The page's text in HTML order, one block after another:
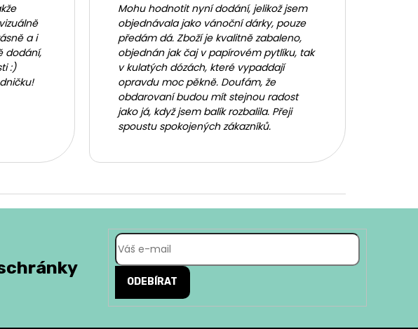
a i
dodání,
:)
Mohu hodnotit nyní dodání, jelikož jsem
objednávala jako vánoční dárky, pouze
předám dá. Zboží je kvalitně zabaleno,
objednán jak čaj v papírovém pytlíku, tak
v kulatých dózách, které vypaddají
opravdu moc pěkně. Doufám, že
obdarovaní budou mít stejnou radost
jako já, když jsem balík rozbalila. Přeji
spoustu spokojených zákazníků.
ODEBÍRAT